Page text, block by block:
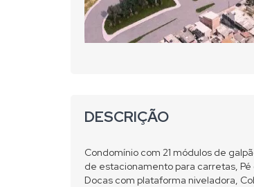
DESCRIÇÃO
Condomínio com 21 módulos de
de estacionamento para carretas,
Docas com plataforma niveladora,